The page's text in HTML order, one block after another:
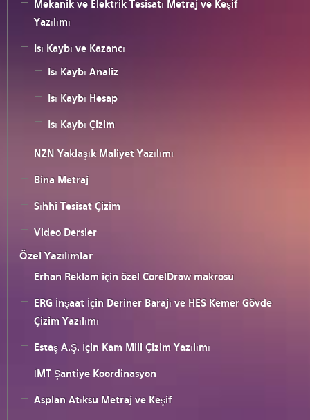
Mekanik ve Elektrik Tesisatı Metraj ve Keşif
Yazılımı
Isı Kaybı ve Kazancı
Isı Kaybı Analiz
Isı Kaybı Hesap
Isı Kaybı Çizim
NZN Yaklaşık Maliyet Yazılımı
Bina Metraj
Sıhhi Tesisat Çizim
Video Dersler
Özel Yazılımlar
Erhan Reklam için özel CorelDraw makrosu
ERG İnşaat İçin Deriner Barajı ve HES Kemer Gövde
Çizim Yazılımı
Estaş A.Ş. İçin Kam Mili Çizim Yazılımı
İMT Şantiye Koordinasyon
Asplan Atıksu Metraj ve Keşif